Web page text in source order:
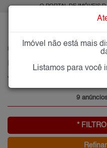
O PORTAL DE IMÓVEIS
Jardim Independência, Zona Leste
9
*
Imóvel não está mais
Listamos para você